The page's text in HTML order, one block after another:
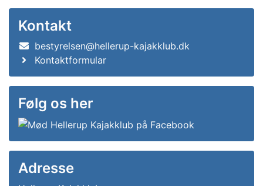
Kontakt
bestyrelsen@hellerup-kajakklub.dk
Kontaktformular
Følg os her
Adresse